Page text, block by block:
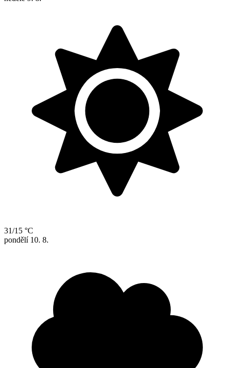
31/15 °C
pondělí 10. 8.